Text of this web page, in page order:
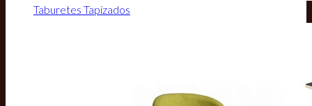
Taburetes Tapizados